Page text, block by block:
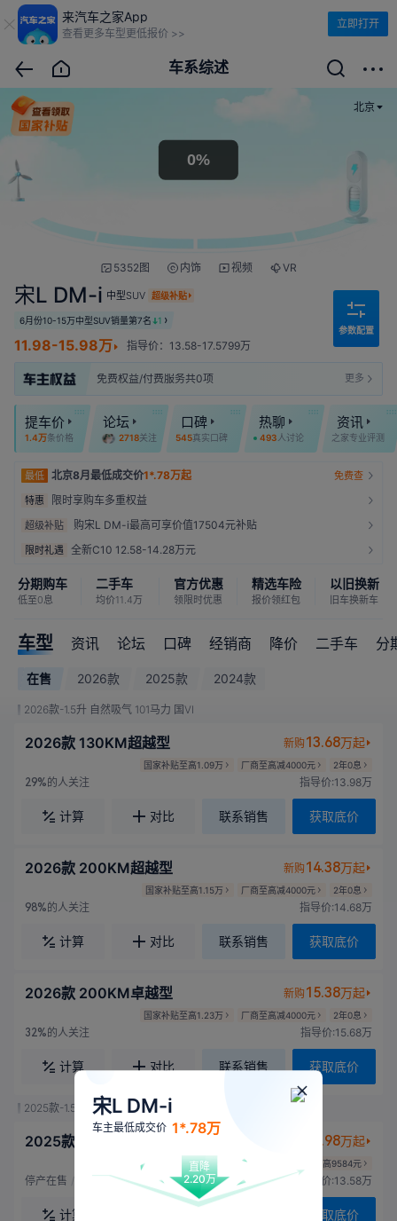
来汽车之家App
查看更多车型更低报价 >>
立即打开
车系综述
北京
5352图 内饰 视频 VR
宋L DM-i 中型SUV 超级补贴
6月份10-15万中型SUV销量第7名 1
11.98-15.98万 指导价：13.58-17.5799万
参数配置
最近推送时间 2026年5月14日
免费权益/付费服务共0项 更多
提车价
1.4万条价格
论坛
2718关注
口碑
545真实口碑
热聊
493 人讨论
资讯
之家专业评测
最低 北京8月最低成交价1*.78万起
免费查
特惠
限时享购车多重权益
超级补贴 购宋L DM-i最高可享价值17504元补贴
限时礼遇 全新C10 12.58-14.28万元
分期购车
低至0息
二手车
均价11.4万
官方优惠
领限时优惠
精选车险
报价领红包
以旧换新
旧车换新车
车型 资讯 论坛 口碑 经销商 降价 二手车 分
在售 2026款 2025款 2024款
2026款-1.5升 自然吸气 101马力 国VI
2026款 130KM超越型 新购 13.68万起
国家补贴至高1.09万 厂商至高减4000元 2年0息
29%的人关注 指导价:13.98万
计算 对比 联系销售 获取底价
2026款 200KM超越型 新购 14.38万起
国家补贴至高1.15万 厂商至高减4000元 2年0息
98%的人关注 指导价:14.68万
计算 对比 联系销售 获取底价
2026款 200KM卓越型 新购 15.38万起
国家补贴至高1.23万 厂商至高减4000元 2年0息
32%的人关注 指导价:15.68万
计算 对比 联系销售 获取底价
2025款-1.5升 自然吸气 101马力 国VI
2025款 智驾版 75km 领先型 11.98万起
国家补贴至高9584元
停产在售 / 的人关注 指导价:13.58万
计算 获取底价
宋L DM-i
车主最低成交价 1*.78万
直降
2.20万